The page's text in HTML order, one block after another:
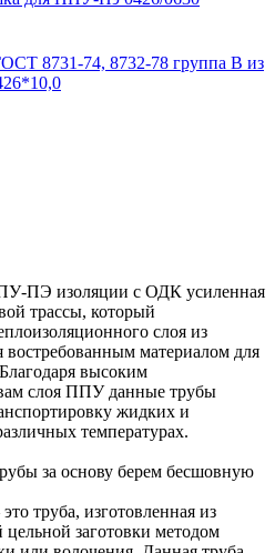
8731-74, 8732-78 группа В из
ПЭ изоляции с ОДК усиленная
трассы, который
слоя из
востребованным материалом для
высоким
слоя ППУ данные трубы
жидких и
температурах.
за основу берем бесшовную
труба, изготовленная из
заготовки методом